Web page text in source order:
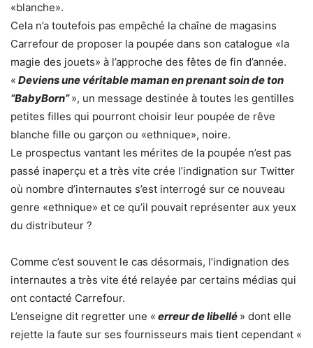
«blanche».
Cela n’a toutefois pas empêché la chaîne de magasins
Carrefour de proposer la poupée dans son catalogue «la
magie des jouets» à l’approche des fêtes de fin d’année.
« Deviens une véritable maman en prenant soin de ton
“BabyBorn” », un message destinée à toutes les gentilles
petites filles qui pourront choisir leur poupée de rêve
blanche fille ou garçon ou «ethnique», noire.
Le prospectus vantant les mérites de la poupée n’est pas
passé inaperçu et a très vite crée l’indignation sur Twitter
où nombre d’internautes s’est interrogé sur ce nouveau
genre «ethnique» et ce qu’il pouvait représenter aux yeux
du distributeur ?
Comme c’est souvent le cas désormais, l’indignation des
internautes a très vite été relayée par certains médias qui
ont contacté Carrefour.
L’enseigne dit regretter une « erreur de libellé » dont elle
rejette la faute sur ses fournisseurs mais tient cependant «